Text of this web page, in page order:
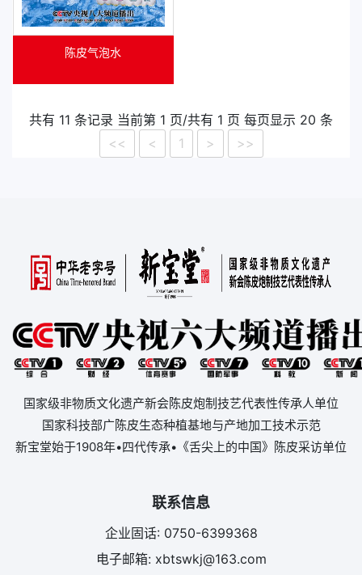
陈皮气泡水
共有 11 条记录 当前第 1 页/共有 1 页 每页显示 20 条
<<
< 1 > >>
国家级非物质文化遗产新会陈皮炮制技艺代表性传承人单位
国家科技部广陈皮生态种植基地与产地加工技术示范
新宝堂始于1908年•四代传承•《舌尖上的中国》陈皮采访单位
联系信息
企业固话: 0750-6399368
电子邮箱: xbtswkj@163.com